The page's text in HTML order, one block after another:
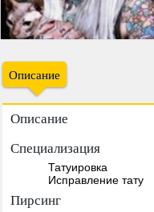
Описание
Описание
Специализация
Татуировка
Исправление тату
Пирсинг